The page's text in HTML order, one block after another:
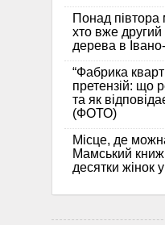
Понад півтора
хто вже другий
дерева в
“Фабрика
претензій: що
та як
(ФОТО)
Місце, де
Мамський
десятки жінок